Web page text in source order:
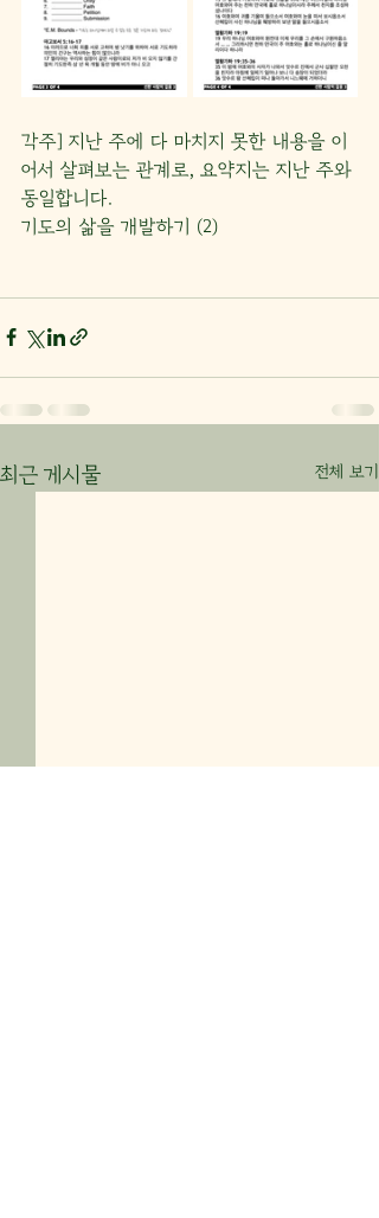
각주] 지난 주에 다 마치지 못한 내용을 이
어서 살펴보는 관계로, 요약지는 지난 주와
동일합니다.
기도의 삶을 개발하기 (2)
최근 게시물 전체 보기